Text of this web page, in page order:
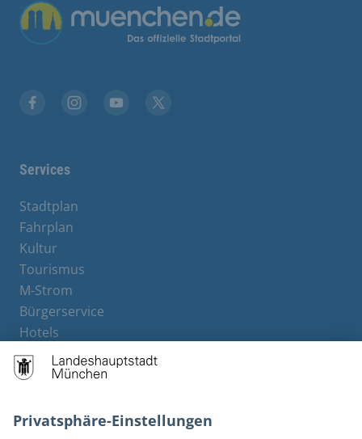
Übergreifende Links
Services
Stadtplan
Fahrplan
Kultur
Tourismus
M-Strom
Bürgerservice
Hotels
Barrierefreiheit